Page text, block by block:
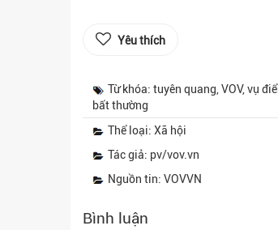
Yêu thích
Từ khóa: tuyên quang, VOV, vụ
bất thường
Thể loại: Xã hội
Tác giả: pv/vov.vn
Nguồn tin: VOVVN
Bình luận